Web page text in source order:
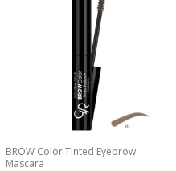
BROW Color Tinted Eyebrow
Mascara